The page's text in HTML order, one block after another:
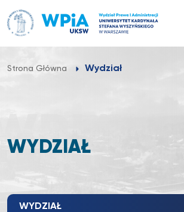
do
treści
Strona Główna Wydział
WYDZIAŁ
WYDZIAŁ